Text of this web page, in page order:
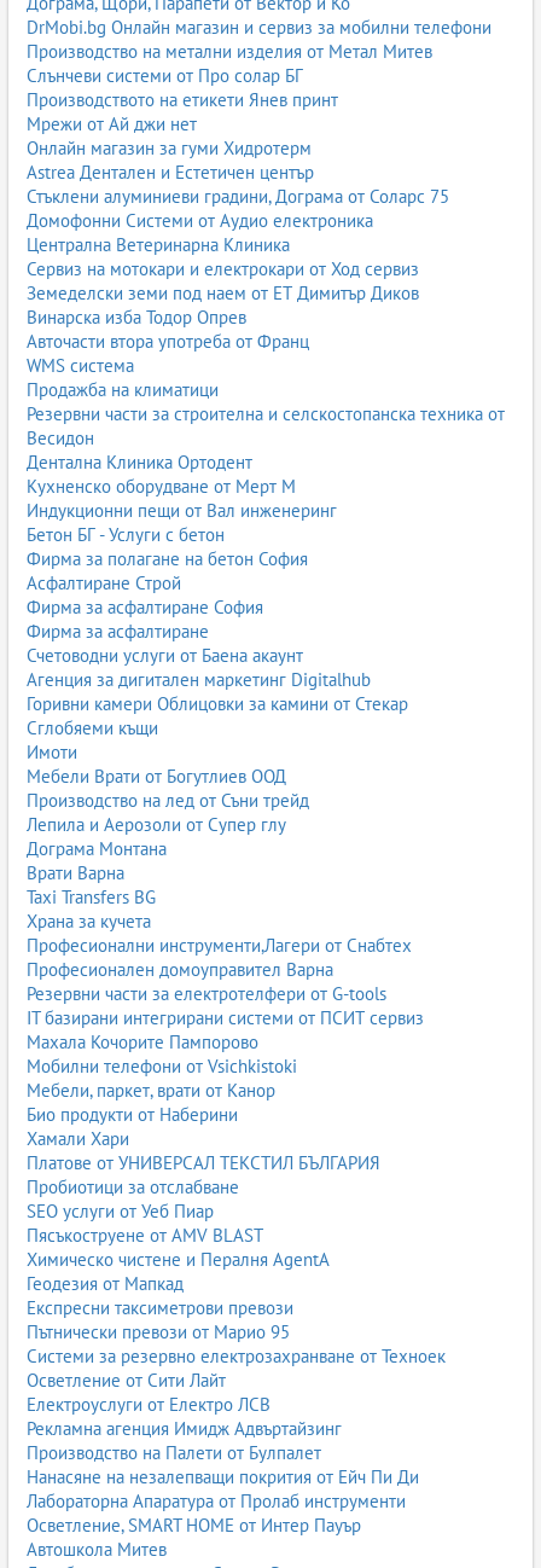
DrMobi.bg Онлайн магазин и сервиз за мобилни телефони
Производство на метални изделия от Метал Митев
Слънчеви системи от Про солар БГ
Производството на етикети Янев принт
Мрежи от Ай джи нет
Онлайн магазин за гуми Хидротерм
Astrea Дентален и Естетичен център
Стъклени алуминиеви градини, Дограма от Соларс 75
Домофонни Системи от Аудио електроника
Централна Ветеринарна Клиника
Сервиз на мотокари и електрокари от Ход сервиз
Земеделски земи под наем от ЕТ Димитър Диков
Винарска изба Тодор Опрев
Авточасти втора употреба от Франц
WMS система
Продажба на климатици
Резервни части за строителна и селскостопанска техника от
Весидон
Дентална Клиника Ортодент
Кухненско оборудване от Мерт М
Индукционни пещи от Вал инженеринг
Бетон БГ - Услуги с бетон
Фирма за полагане на бетон София
Асфалтиране Строй
Фирма за асфалтиране София
Фирма за асфалтиране
Счетоводни услуги от Баена акаунт
Агенция за дигитален маркетинг Digitalhub
Горивни камери Облицовки за камини от Стекар
Сглобяеми къщи
Имоти
Мебели Врати от Богутлиев ООД
Производство на лед от Съни трейд
Лепила и Аерозоли от Супер глу
Дограма Монтана
Врати Варна
Taxi Transfers BG
Храна за кучета
Професионални инструменти,Лагери от Снабтех
Професионален домоуправител Варна
Резервни части за електротелфери от G-tools
IT базирани интегрирани системи от ПСИТ сервиз
Махала Кочорите Пампорово
Мобилни телефони от Vsichkistoki
Мебели, паркет, врати от Канор
Био продукти от Наберини
Хамали Хари
Платове от УНИВЕРСАЛ ТЕКСТИЛ БЪЛГАРИЯ
Пробиотици за отслабване
SEO услуги от Уеб Пиар
Пясъкоструене от AMV BLAST
Химическо чистене и Пералня AgentA
Геодезия от Мапкад
Експресни таксиметрови превози
Пътнически превози от Марио 95
Системи за резервно електрозахранване от Техноек
Осветление от Сити Лайт
Електроуслуги от Електро ЛСВ
Рекламна агенция Имидж Адвъртайзинг
Производство на Палети от Булпалет
Нанасяне на незалепващи покрития от Ейч Пи Ди
Лабораторна Апаратура от Пролаб инструменти
Осветление, SMART HOME от Интер Пауър
Автошкола Митев